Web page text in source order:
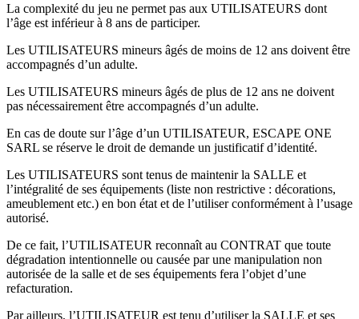
La complexité du jeu ne permet pas aux UTILISATEURS dont
l’âge est inférieur à 8 ans de participer.
Les UTILISATEURS mineurs âgés de moins de 12 ans doivent être
accompagnés d’un adulte.
Les UTILISATEURS mineurs âgés de plus de 12 ans ne doivent
pas nécessairement être accompagnés d’un adulte.
En cas de doute sur l’âge d’un UTILISATEUR, ESCAPE ONE
SARL se réserve le droit de demande un justificatif d’identité.
Les UTILISATEURS sont tenus de maintenir la SALLE et
l’intégralité de ses équipements (liste non restrictive : décorations,
ameublement etc.) en bon état et de l’utiliser conformément à l’usage
autorisé.
De ce fait, l’UTILISATEUR reconnaît au CONTRAT que toute
dégradation intentionnelle ou causée par une manipulation non
autorisée de la salle et de ses équipements fera l’objet d’une
refacturation.
Par ailleurs, l’UTILISATEUR est tenu d’utiliser la SALLE et ses